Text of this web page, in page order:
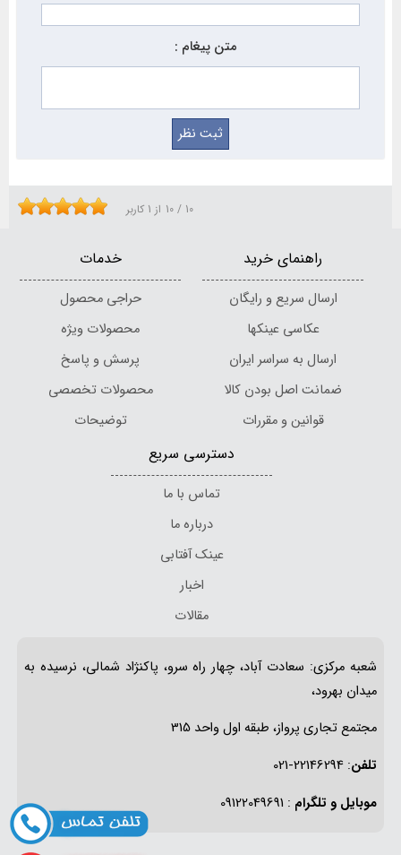
متن پیغام :
10 / 10 از 1 کاربر
راهنمای خرید
ارسال سریع و رایگان
عکاسی عینکها
ارسال به سراسر ایران
ضمانت اصل بودن کالا
قوانین و مقررات
خدمات
حراجی محصول
محصولات ویژه
پرسش و پاسخ
محصولات تخصصی
توضیحات
دسترسی سریع
تماس با ما
درباره ما
عینک آفتابی
اخبار
مقالات
شعبه مرکزی: سعادت آباد، چهار راه سرو، پاکنژاد شمالی، نرسیده به
میدان بهرود،
مجتمع تجاری پرواز، طبقه اول واحد 315
تلفن: 22146294-021
موبایل و تلگرام : 09122049691